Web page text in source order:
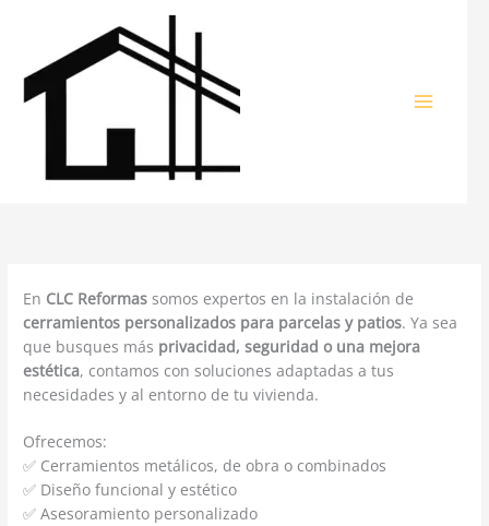
contenido
En CLC Reformas somos expertos en la instalación de
cerramientos personalizados para parcelas y patios. Ya sea
que busques más privacidad, seguridad o una mejora
estética, contamos con soluciones adaptadas a tus
necesidades y al entorno de tu vivienda.
Ofrecemos:
✅ Cerramientos metálicos, de obra o combinados
✅ Diseño funcional y estético
✅ Asesoramiento personalizado